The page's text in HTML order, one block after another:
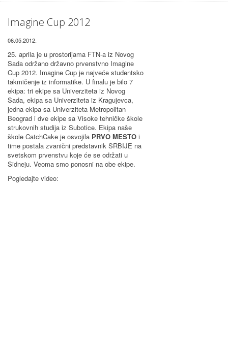
Imagine Cup 2012
06.05.2012.
25. aprila je u prostorijama FTN-a iz Novog
Sada održano državno prvenstvno Imagine
Cup 2012. Imagine Cup je najveće studentsko
takmičenje iz informatike. U finalu je bilo 7
ekipa: tri ekipe sa Univerziteta iz Novog
Sada, ekipa sa Univerziteta iz Kragujevca,
jedna ekipa sa Univerziteta Metropolitan
Beograd i dve ekipe sa Visoke tehničke škole
strukovnih studija iz Subotice. Ekipa naše
škole CatchCake je osvojila PRVO MESTO i
time postala zvanični predstavnik SRBIJE na
svetskom prvenstvu koje će se održati u
Sidneju. Veoma smo ponosni na obe ekipe.
Pogledajte video: